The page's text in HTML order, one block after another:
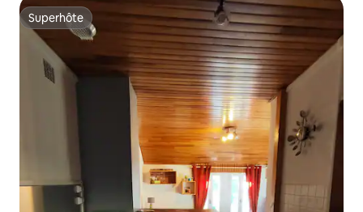
Superhôte
Superhôte